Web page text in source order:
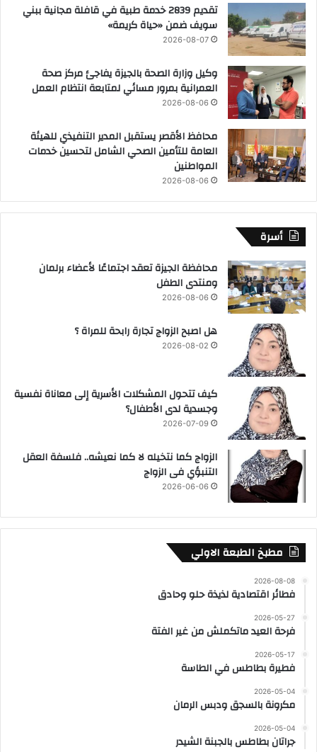
تقديم 2839 خدمة طبية في قافلة مجانية ببني
سويف ضمن «حياة كريمة»
2026-08-07
وكيل وزارة الصحة بالجيزة يفاجئ مركز صحة
العمرانية بمرور مسائي لمتابعة انتظام العمل
2026-08-06
محافظ الأقصر يستقبل المدير التنفيذي للهيئة
العامة للتأمين الصحي الشامل لتحسين خدمات
المواطنين
2026-08-06
أسرة
محافظة الجيزة تعقد اجتماعًا لأعضاء برلمان
ومنتدى الطفل
2026-08-06
هل اصبح الزواج تجارة رابحة للمراة ؟
2026-08-02
كيف تتحول المشكلات الأسرية إلى معاناة نفسية
وجسدية لدى الأطفال؟
2026-07-09
الزواج كما نتخيله لا كما نعيشه.. فلسفة العقل
التنبؤي فى الزواج
2026-06-06
مطبخ الطبعة الاولي
2026-08-08
فطائر اقتصادية لذيذة حلو وحادق
2026-05-27
فرحة العيد ماتكملش من غير الفتة
2026-05-17
فطيرة بطاطس في الطاسة
2026-05-04
مكرونة بالسجق ودبس الرمان
2026-05-04
جراتان بطاطس بالجبنة الشيدر